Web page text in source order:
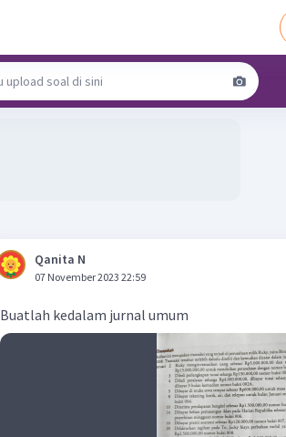
Qanita N
07 November 2023 22:59
Buatlah kedalam jurnal umum